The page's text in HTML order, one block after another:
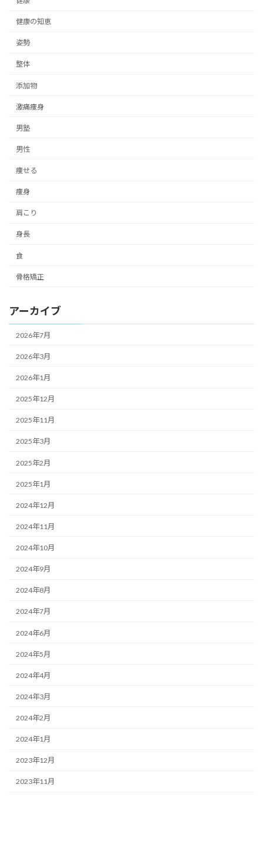
健康の知恵
姿勢
整体
添加物
激痛痩身
男塾
男性
痩せる
痩身
肩こり
身長
食
骨格矯正
アーカイブ
2026年7月
2026年3月
2026年1月
2025年12月
2025年11月
2025年3月
2025年2月
2025年1月
2024年12月
2024年11月
2024年10月
2024年9月
2024年8月
2024年7月
2024年6月
2024年5月
2024年4月
2024年3月
2024年2月
2024年1月
2023年12月
2023年11月